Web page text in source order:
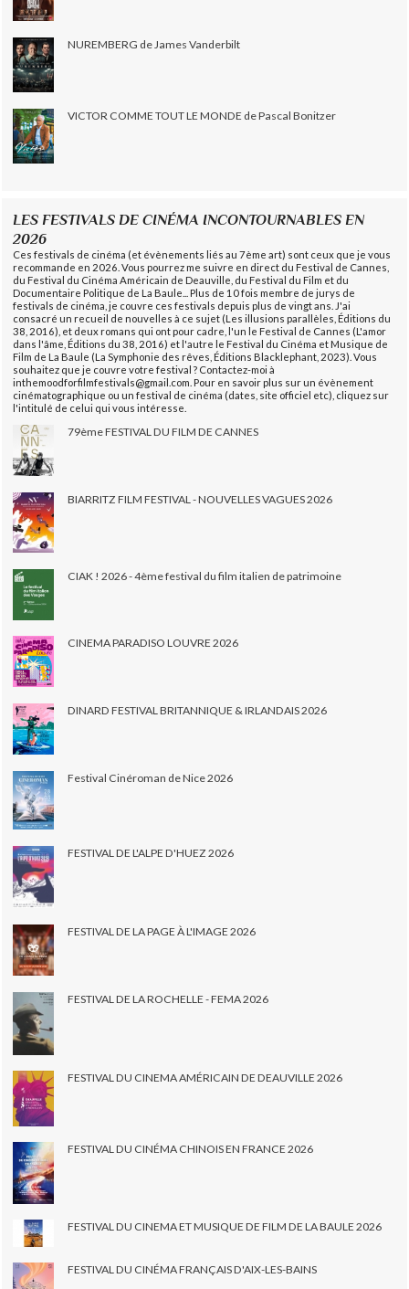
NUREMBERG de James Vanderbilt
VICTOR COMME TOUT LE MONDE de Pascal Bonitzer
LES FESTIVALS DE CINÉMA INCONTOURNABLES EN
2026
Ces festivals de cinéma (et évènements liés au 7ème art) sont ceux que je vous
recommande en 2026. Vous pourrez me suivre en direct du Festival de Cannes,
du Festival du Cinéma Américain de Deauville, du Festival du Film et du
Documentaire Politique de La Baule... Plus de 10 fois membre de jurys de
festivals de cinéma, je couvre ces festivals depuis plus de vingt ans. J'ai
consacré un recueil de nouvelles à ce sujet (Les illusions parallèles, Éditions du
38, 2016), et deux romans qui ont pour cadre, l'un le Festival de Cannes (L'amor
dans l'âme, Éditions du 38, 2016) et l'autre le Festival du Cinéma et Musique de
Film de La Baule (La Symphonie des rêves, Éditions Blacklephant, 2023). Vous
souhaitez que je couvre votre festival ? Contactez-moi à
inthemoodforfilmfestivals@gmail.com. Pour en savoir plus sur un évènement
cinématographique ou un festival de cinéma (dates, site officiel etc), cliquez sur
l'intitulé de celui qui vous intéresse.
79ème FESTIVAL DU FILM DE CANNES
BIARRITZ FILM FESTIVAL - NOUVELLES VAGUES 2026
CIAK ! 2026 - 4ème festival du film italien de patrimoine
CINEMA PARADISO LOUVRE 2026
DINARD FESTIVAL BRITANNIQUE & IRLANDAIS 2026
Festival Cinéroman de Nice 2026
FESTIVAL DE L'ALPE D'HUEZ 2026
FESTIVAL DE LA PAGE À L'IMAGE 2026
FESTIVAL DE LA ROCHELLE - FEMA 2026
FESTIVAL DU CINEMA AMÉRICAIN DE DEAUVILLE 2026
FESTIVAL DU CINÉMA CHINOIS EN FRANCE 2026
FESTIVAL DU CINEMA ET MUSIQUE DE FILM DE LA BAULE 2026
FESTIVAL DU CINÉMA FRANÇAIS D'AIX-LES-BAINS